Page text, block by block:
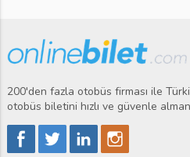
200'den fazla otobüs firması ile
otobüs biletini hızlı ve güvenle